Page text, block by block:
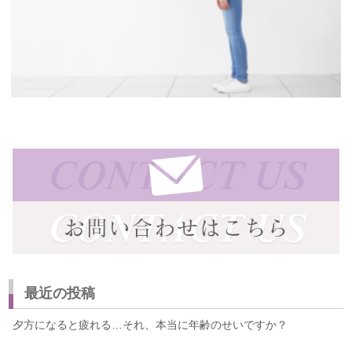
最近の投稿
夕方になると疲れる…それ、本当に年齢のせいですか？